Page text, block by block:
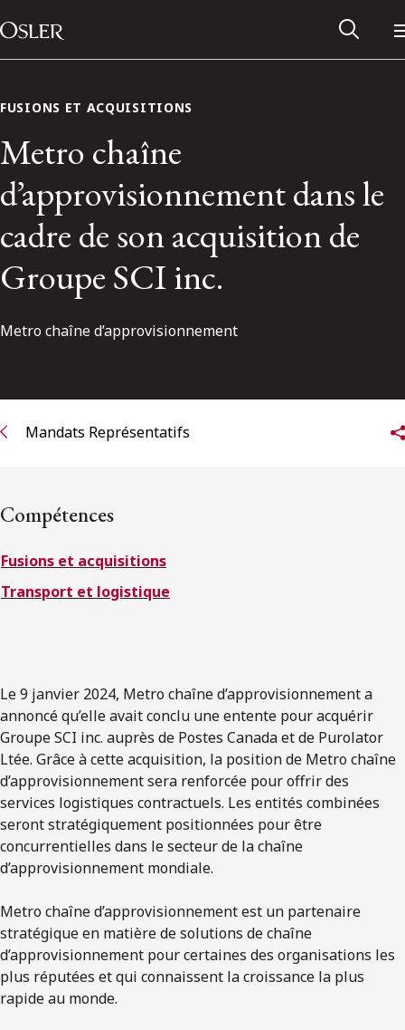
Passer au contenu
Main Navigation
Réseau des anciens d’Osler
S’abonner
FUSIONS ET ACQUISITIONS
Metro chaîne
d’approvisionnement dans le
cadre de son acquisition de
Groupe SCI inc.
Metro chaîne d’approvisionnement
Mandats Représentatifs
Compétences
Fusions et acquisitions
Transport et logistique
Le 9 janvier 2024, Metro chaîne d’approvisionnement a
annoncé qu’elle avait conclu une entente pour acquérir
Groupe SCI inc. auprès de Postes Canada et de Purolator
Ltée. Grâce à cette acquisition, la position de Metro chaîne
d’approvisionnement sera renforcée pour offrir des
services logistiques contractuels. Les entités combinées
seront stratégiquement positionnées pour être
concurrentielles dans le secteur de la chaîne
d’approvisionnement mondiale.
Metro chaîne d’approvisionnement est un partenaire
stratégique en matière de solutions de chaîne
d’approvisionnement pour certaines des organisations les
plus réputées et qui connaissent la croissance la plus
rapide au monde.